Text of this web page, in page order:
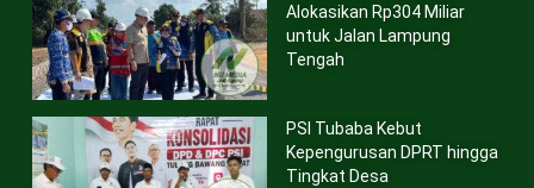
Alokasikan Rp304 Miliar
untuk Jalan Lampung
Tengah
PSI Tubaba Kebut
Kepengurusan DPRT hingga
Tingkat Desa